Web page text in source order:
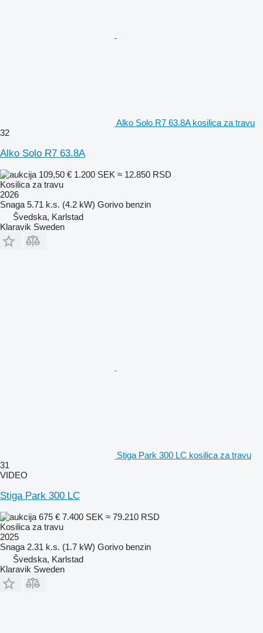
Alko Solo R7 63.8A kosilica za travu
32
Alko Solo R7 63.8A
109,50 € 1.200 SEK ≈ 12.850 RSD
Kosilica za travu
2026
Snaga 5.71 k.s. (4.2 kW) Gorivo benzin
Švedska, Karlstad
Klaravik Sweden
Stiga Park 300 LC kosilica za travu
31
VIDEO
Stiga Park 300 LC
675 € 7.400 SEK ≈ 79.210 RSD
Kosilica za travu
2025
Snaga 2.31 k.s. (1.7 kW) Gorivo benzin
Švedska, Karlstad
Klaravik Sweden